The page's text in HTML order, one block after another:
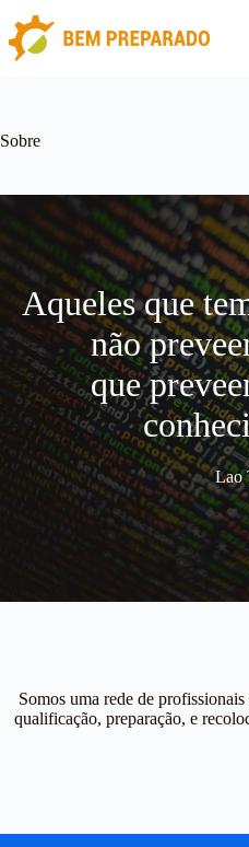
para
conteúdo
Sobre
Aqueles que
não
que
Lao
Somos uma rede de
qualificação, preparação, e